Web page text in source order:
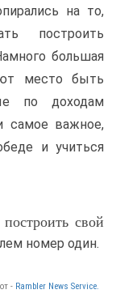
на то,
построить
большая
место быть
по доходам
самое важное,
и учиться
свой
номер один.
- Rambler News Service.